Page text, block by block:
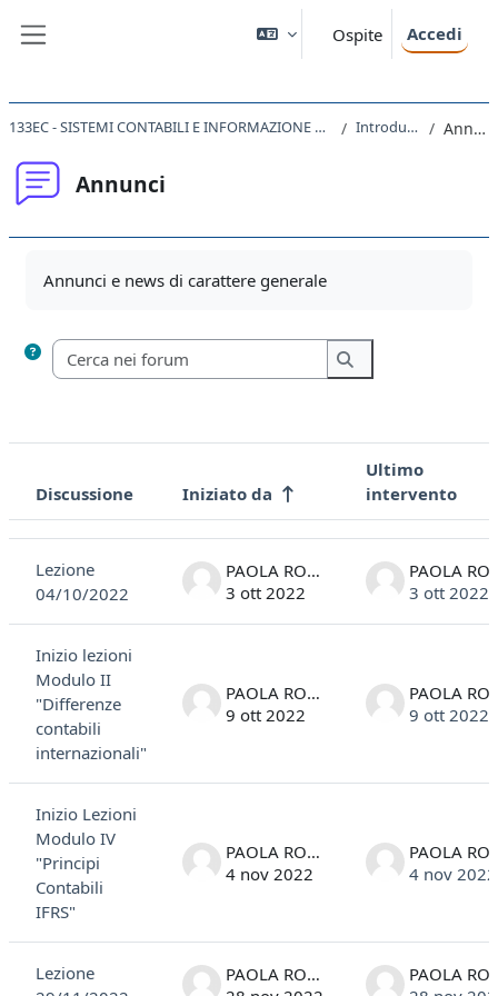
Ospite Accedi
133EC - SISTEMI CONTABILI E INFORMAZIONE D'IMPRESA 2022 Introduzione Annunci
Annunci
Annunci e news di carattere generale
Cerca nei forum
Cerca nei forum
Stato
Discussione Iniziato da
Ultimo
intervento
Lezione
04/10/2022
PAOLA ROSSI
3 ott 2022
3 ott 2022
Inizio lezioni
Modulo II
"Differenze
contabili
internazionali"
PAOLA ROSSI
9 ott 2022
9 ott 2022
Inizio Lezioni
Modulo IV
"Principi
Contabili
IFRS"
PAOLA ROSSI
4 nov 2022
4 nov 2022
Lezione
PAOLA ROSSI